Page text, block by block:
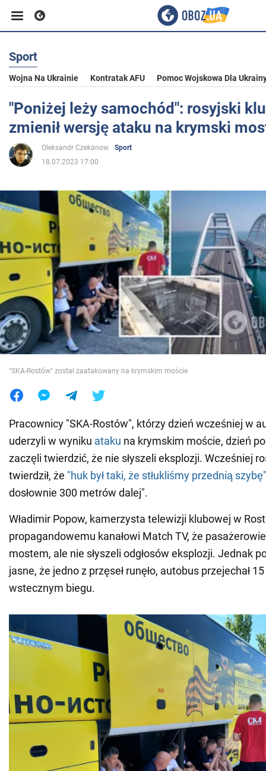
Biznes
Sport
Rozrywka
Polityka
Społeczeństwo
Wojna na Ukrainie
Świat
Jedzenie
Sport
Wojna Na Ukrainie Kontratak AFU Pomoc Wojskowa Dla
"Poniżej leży samochód": rosyjski
zmienił wersję ataku na krymski
Oleksandr Czekanow
Sport
18.07.2023 17:00
"SKA-Rostów" został zaatakowany na krymskim moście
Pracownicy "SKA-Rostów", którzy dzień wcześniej w
uderzyli w wyniku ataku na krymskim moście, dzień
zaczęli twierdzić, że nie słyszeli eksplozji. Wcześniej
twierdził, że "huk był taki, że stłukliśmy przednią szybę"
dosłownie 300 metrów dalej".
Władimir Popow, kamerzysta telewizji klubowej w
propagandowemu kanałowi Match TV, że
mostem, ale nie słyszeli odgłosów eksplozji. Jednak
jasne, że jedno z przęseł runęło, autobus przejechał
wstecznym biegu.